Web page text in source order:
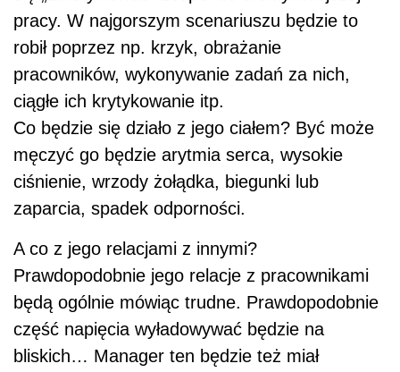
pracy. W najgorszym scenariuszu będzie to
robił poprzez np. krzyk, obrażanie
pracowników, wykonywanie zadań za nich,
ciągłe ich krytykowanie itp.
Co będzie się działo z jego ciałem? Być może
męczyć go będzie arytmia serca, wysokie
ciśnienie, wrzody żołądka, biegunki lub
zaparcia, spadek odporności.
A co z jego relacjami z innymi?
Prawdopodobnie jego relacje z pracownikami
będą ogólnie mówiąc trudne. Prawdopodobnie
część napięcia wyładowywać będzie na
bliskich… Manager ten będzie też miał